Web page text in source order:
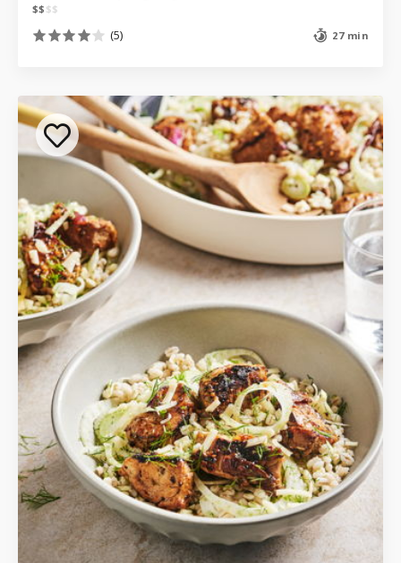
$$ $$
(5) 27 min